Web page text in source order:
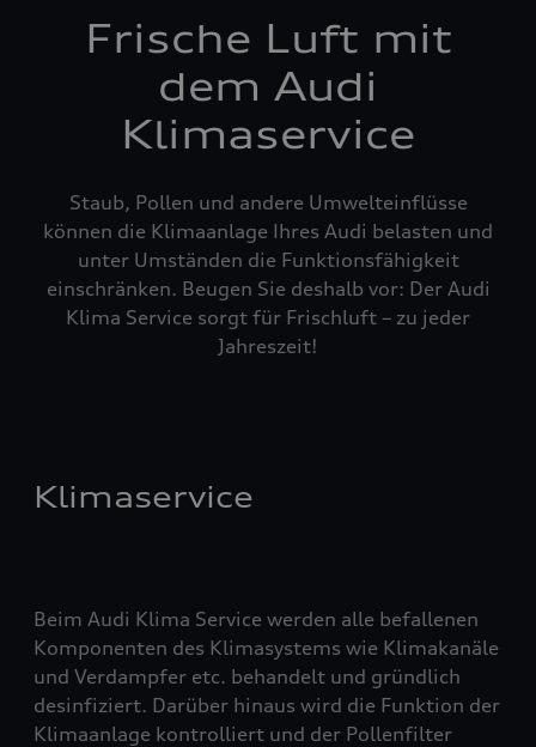
Frische Luft mit
dem Audi
Klimaservice
Staub, Pollen und andere Umwelteinflüsse
können die Klimaanlage Ihres Audi belasten und
unter Umständen die Funktionsfähigkeit
einschränken. Beugen Sie deshalb vor: Der Audi
Klima Service sorgt für Frischluft – zu jeder
Jahreszeit!
Klimaservice
Beim Audi Klima Service werden alle befallenen
Komponenten des Klimasystems wie Klimakanäle
und Verdampfer etc. behandelt und gründlich
desinfiziert. Darüber hinaus wird die Funktion der
Klimaanlage kontrolliert und der Pollenfilter